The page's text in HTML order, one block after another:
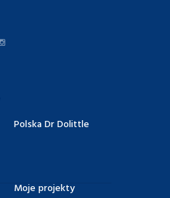
Polska Dr Dolittle
Moje projekty